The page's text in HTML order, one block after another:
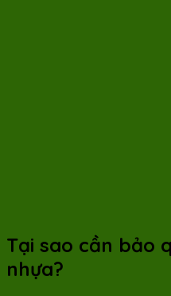
Tại sao cần bảo
nhựa?